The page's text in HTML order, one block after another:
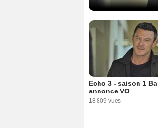
Echo 3 - saison 1
annonce VO
18 809 vues